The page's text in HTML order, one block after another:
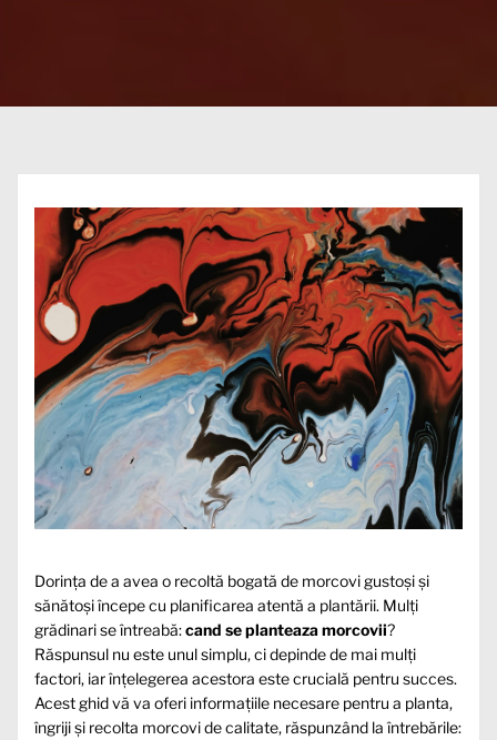
Dorința de a avea o recoltă bogată de morcovi gustoși și
sănătoși începe cu planificarea atentă a plantării. Mulți
grădinari se întreabă:cand se planteaza morcovii?
Răspunsul nu este unul simplu, ci depinde de mai mulți
factori, iar înțelegerea acestora este crucială pentru succes.
Acest ghid vă va oferi informațiile necesare pentru a planta,
îngriji și recolta morcovi de calitate, răspunzând la întrebările: